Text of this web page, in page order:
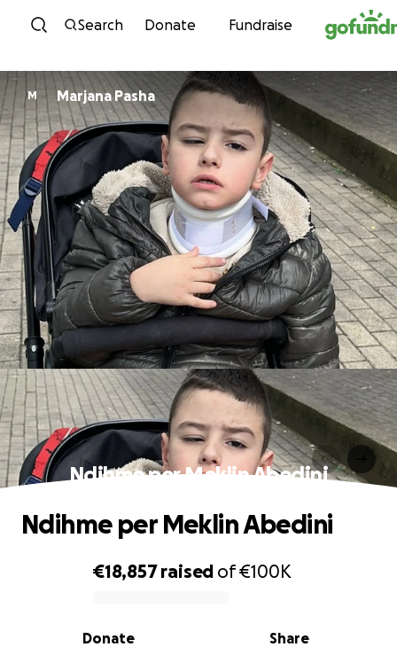
Skip to content
Search Donate Fundraise
M Marjana Pasha
Ndihme per Meklin Abedini
0% complete
€18,857raised of€100K
Share
Donate
Ndihme per Meklin Abedini